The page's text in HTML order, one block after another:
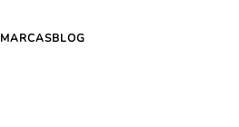
MARCASBLOG